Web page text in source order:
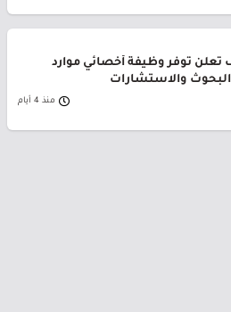
تعلن توفر وظيفة أخصائي موارد
والاستشارات
منذ 4 أيام